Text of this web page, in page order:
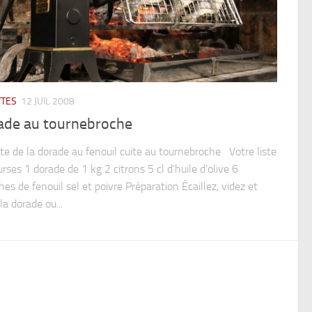
12 JUIL 2008
au tournebroche
de la dorade au fenouil cuite au tournebroche Votre liste
1 dorade de 1 kg 2 citrons 5 cl d’huile d’olive 6
de fenouil sel et poivre Préparation Écaillez, videz et
dorade ou...